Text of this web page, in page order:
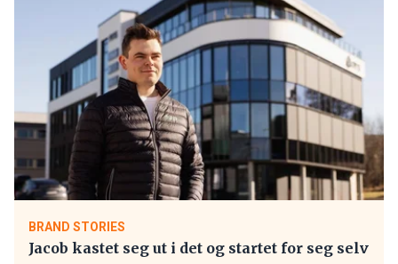
BRAND STORIES
Jacob kastet seg ut i det og startet for seg selv